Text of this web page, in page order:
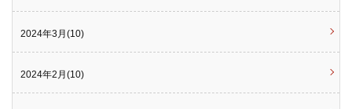
2024年3月(10)
2024年2月(10)